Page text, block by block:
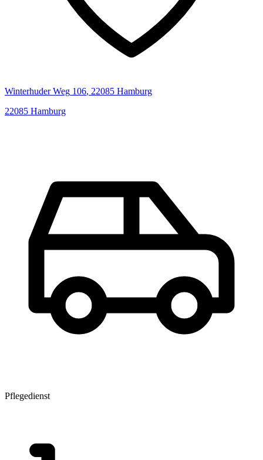
Winterhuder Weg 106, 22085 Hamburg
22085 Hamburg
Pflegedienst